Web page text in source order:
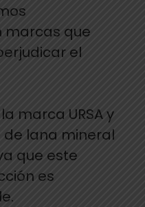
marcas que
el
marca URSA y
lana mineral
que este
es